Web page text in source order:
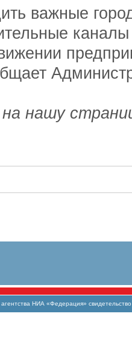
важные
нашу
НИА «Федерация»